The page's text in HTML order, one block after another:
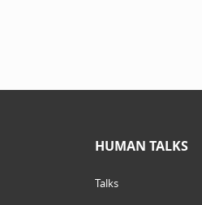
HUMAN TALKS
Talks